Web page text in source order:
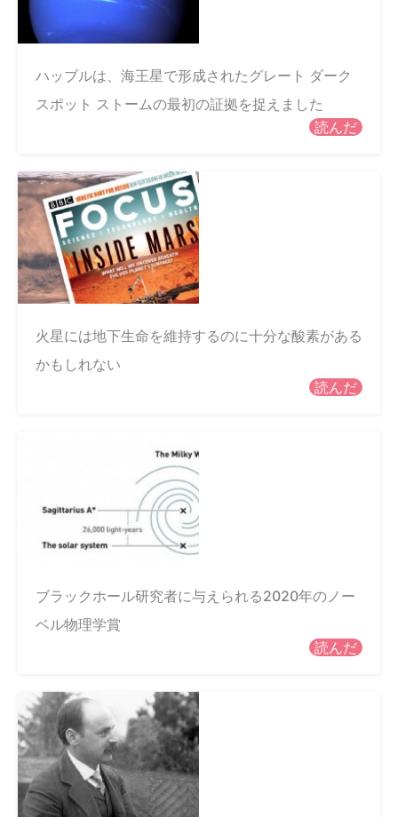
ハッブルは、海王星で形成されたグレート ダーク
スポット ストームの最初の証拠を捉えました
読んだ
火星には地下生命を維持するのに十分な酸素がある
かもしれない
読んだ
ブラックホール研究者に与えられる2020年のノー
ベル物理学賞
読んだ